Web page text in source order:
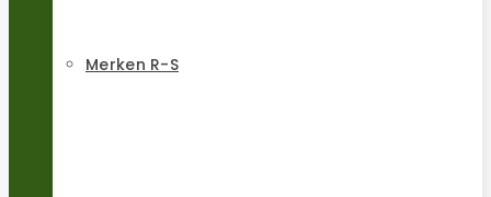
Merken R-S